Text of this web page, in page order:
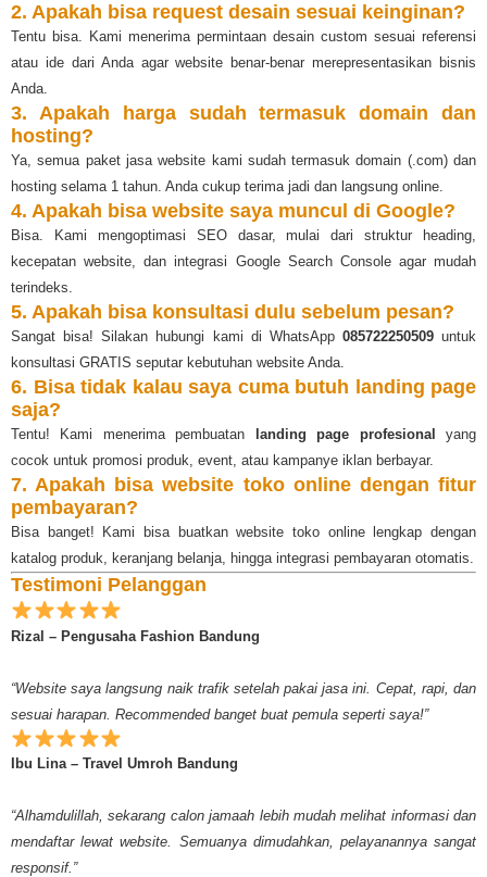
2. Apakah bisa request desain sesuai keinginan?
Tentu bisa. Kami menerima permintaan desain custom sesuai referensi
atau ide dari Anda agar website benar-benar merepresentasikan bisnis
Anda.
3. Apakah harga sudah termasuk domain dan
hosting?
Ya, semua paket jasa website kami sudah termasuk domain (.com) dan
hosting selama 1 tahun. Anda cukup terima jadi dan langsung online.
4. Apakah bisa website saya muncul di Google?
Bisa. Kami mengoptimasi SEO dasar, mulai dari struktur heading,
kecepatan website, dan integrasi Google Search Console agar mudah
terindeks.
5. Apakah bisa konsultasi dulu sebelum pesan?
Sangat bisa! Silakan hubungi kami di WhatsApp 085722250509untuk
konsultasi GRATIS seputar kebutuhan website Anda.
6. Bisa tidak kalau saya cuma butuh landing page
saja?
Tentu! Kami menerima pembuatan landing page profesional
yang
cocok untuk promosi produk, event, atau kampanye iklan berbayar.
7. Apakah bisa website toko online dengan fitur
pembayaran?
Bisa banget! Kami bisa buatkan website toko online lengkap dengan
katalog produk, keranjang belanja, hingga integrasi pembayaran otomatis.
Testimoni Pelanggan
Rizal – Pengusaha Fashion Bandung
“Website saya langsung naik trafik setelah pakai jasa ini. Cepat, rapi, dan
sesuai harapan. Recommended banget buat pemula seperti saya!”
Ibu Lina – Travel Umroh Bandung
“Alhamdulillah, sekarang calon jamaah lebih mudah melihat informasi dan
mendaftar lewat website. Semuanya dimudahkan, pelayanannya sangat
responsif.”